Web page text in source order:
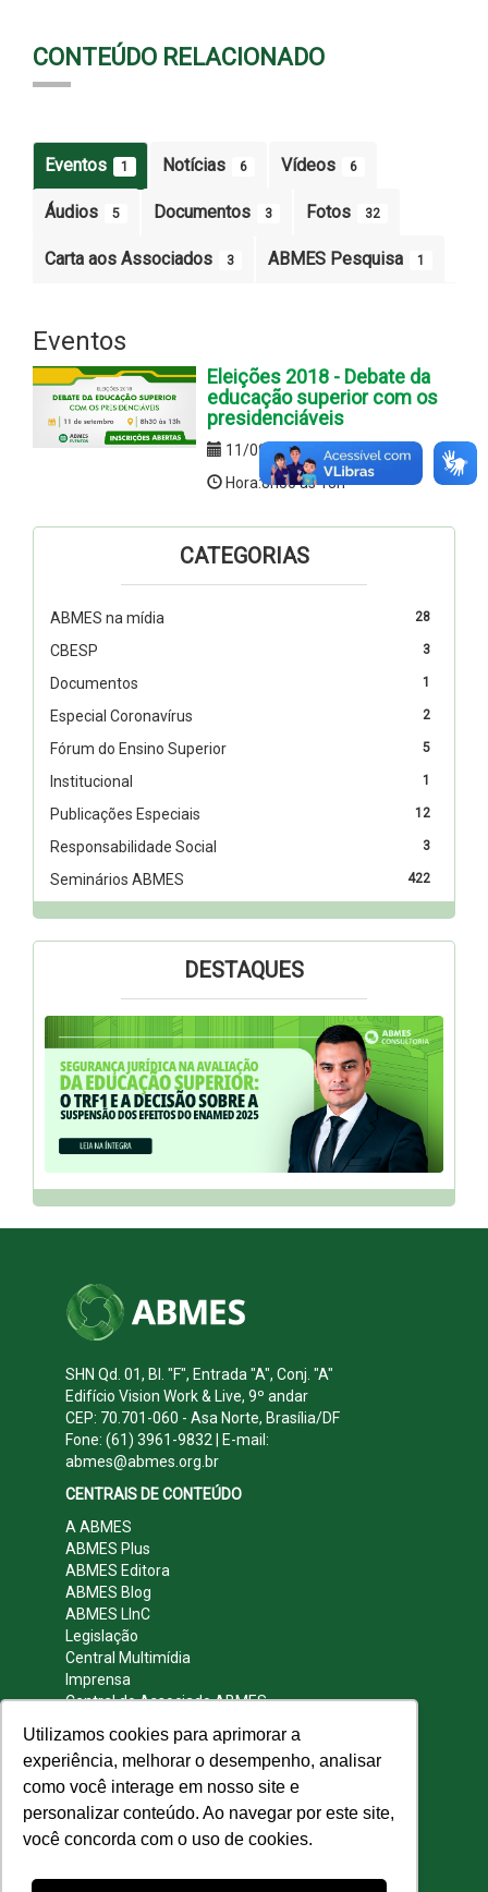
Utilizamos cookies para aprimorar a
experiência, melhorar o desempenho, analisar
como você interage em nosso site e
personalizar conteúdo. Ao navegar por este site,
você concorda com o uso de cookies.
CONTEÚDO RELACIONADO
Eventos 1 Notícias 6 Vídeos 6
Áudios 5 Documentos 3 Fotos 32
Carta aos Associados 3 ABMES Pesquisa 1
Eventos
Eleições 2018 - Debate da
educação superior com os
presidenciáveis
11/09/2018
Hora:8h30 as 13h
CATEGORIAS
28
ABMES na mídia
3
CBESP
1
Documentos
2
Especial Coronavírus
5
Fórum do Ensino Superior
1
Institucional
12
Publicações Especiais
3
Responsabilidade Social
422
Seminários ABMES
DESTAQUES
SHN Qd. 01, Bl. "F", Entrada "A", Conj. "A"
Edifício Vision Work & Live, 9º andar
CEP: 70.701-060 - Asa Norte, Brasília/DF
Fone: (61) 3961-9832 | E-mail:
abmes@abmes.org.br
CENTRAIS DE CONTEÚDO
A ABMES
ABMES Plus
ABMES Editora
ABMES Blog
ABMES LInC
Legislação
Central Multimídia
Imprensa
Central do Associado ABMES
REDES SOCIAIS